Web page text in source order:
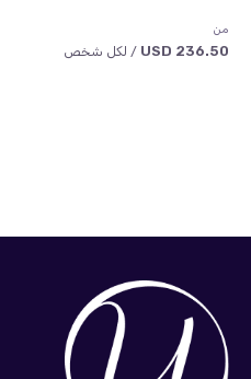
من
236.50 USD / لكل شخص